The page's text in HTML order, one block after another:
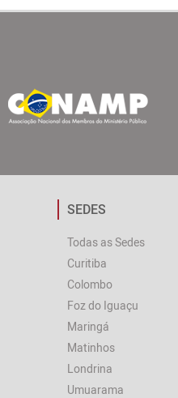
SEDES
Todas as Sedes
Curitiba
Colombo
Foz do Iguaçu
Maringá
Matinhos
Londrina
Umuarama